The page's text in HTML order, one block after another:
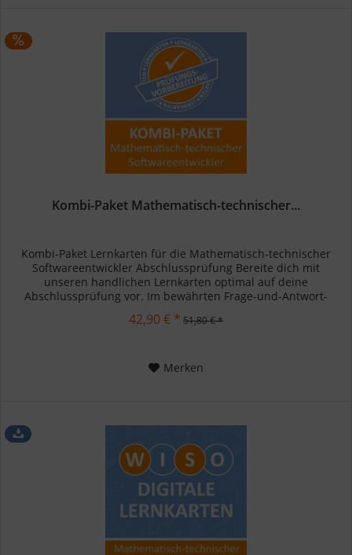
Kombi-Paket Mathematisch-technischer...
Kombi-Paket Lernkarten für die Mathematisch-technischer
Softwareentwickler Abschlussprüfung Bereite dich mit
unseren handlichen Lernkarten optimal auf deine
Abschlussprüfung vor. Im bewährten Frage-und-Antwort-
System festigst du dein...
42,90 € * 51,80 € *
Merken